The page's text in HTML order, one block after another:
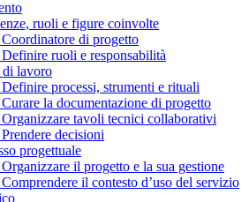
ruoli e figure coinvolte
di progetto
ruoli e responsabilità
lavoro
processi, strumenti e rituali
la documentazione di progetto
tavoli tecnici collaborativi
decisioni
progettuale
il progetto e la sua gestione
il contesto d’uso del servizio